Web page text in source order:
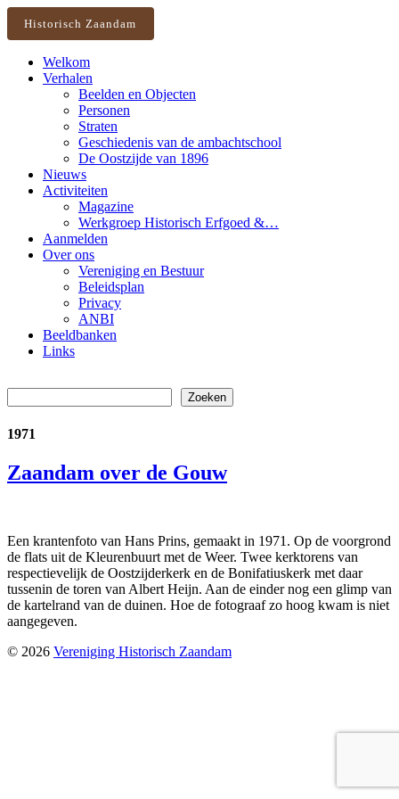
Historisch Zaandam
Welkom
Verhalen
Beelden en Objecten
Personen
Straten
Geschiedenis van de ambachtschool
De Oostzijde van 1896
Nieuws
Activiteiten
Magazine
Werkgroep Historisch Erfgoed &…
Aanmelden
Over ons
Vereniging en Bestuur
Beleidsplan
Privacy
ANBI
Beeldbanken
Links
Zoeken
1971
Zaandam over de Gouw
Een krantenfoto van Hans Prins, gemaakt in 1971. Op de voorgrond
de flats uit de Kleurenbuurt met de Weer. Twee kerktorens van
respectievelijk de Oostzijderkerk en de Bonifatiuskerk met daar
tussenin de toren van Albert Heijn. Aan de einder nog een glimp van
de kartelrand van de duinen. Hoe de fotograaf zo hoog kwam is niet
aangegeven.
© 2026 Vereniging Historisch Zaandam